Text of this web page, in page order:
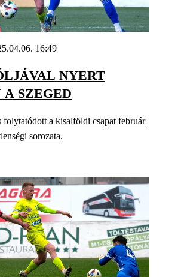
16:49
NYERT
SZEGED
folytatódott a kisalföldi csapat február
sorozata.